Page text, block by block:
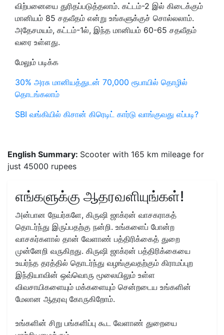
விற்பனையை துரிதப்படுத்தலாம். கட்டம்-2 இல் கிடைக்கும்
மானியம் 85 சதவீதம் என்று உங்களுக்குச் சொல்லலாம்.
அதேசமயம், கட்டம்-1ல், இந்த மானியம் 60-65 சதவீதம்
வரை உள்ளது.
மேலும் படிக்க
30% அரசு மானியத்துடன் 70,000 ரூபாயில் தொழில்
தொடங்கலாம்
SBI வங்கியில் கிசான் கிரெடிட் கார்டு வாங்குவது எப்படி?
English Summary: Scooter with 165 km mileage for
just 45000 rupees
எங்களுக்கு ஆதரவளியுங்கள்!
அன்பான நேயர்களே, கிருஷி ஜாக்ரன் வாசகராகத்
தொடர்ந்து இருப்பதற்கு நன்றி. உங்களைப் போன்ற
வாசகர்களால் தான் வேளாண் பத்திரிக்கைத் துறை
முன்னேறி வருகிறது. கிருஷி ஜாக்ரன் பத்திரிக்கையை
உயர்ந்த தரத்தில் தொடர்ந்து வழங்குவதற்கும் கிராமப்புற
இந்தியாவின் ஒவ்வொரு மூலையிலும் உள்ள
விவசாயிகளையும் மக்களையும் சென்றடைய உங்களின்
மேலான ஆதரவு கோருகிறோம்.
உங்களின் சிறு பங்களிப்பு கூட வேளாண் துறையை